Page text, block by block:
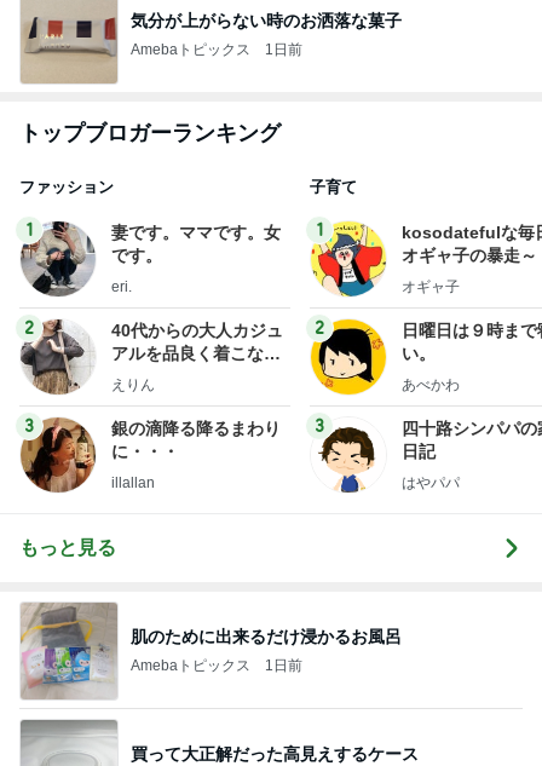
気分が上がらない時のお洒落な菓子
Amebaトピックス 1日前
トップブロガーランキング
ファッション
1
妻です。ママです。女
です。
eri.
2
40代からの大人カジュ
アルを品良く着こなす
ファッションブログ
えりん
3
銀の滴降る降るまわり
に・・・
illallan
子育て
1
kosodatefulな毎
オギャ子の暴走～
オギャ子
2
日曜日は９時まで
い。
あべかわ
3
四十路シンパパの
日記
はやパパ
もっと見る
肌のために出来るだけ浸かるお風呂
Amebaトピックス 1日前
買って大正解だった高見えするケース